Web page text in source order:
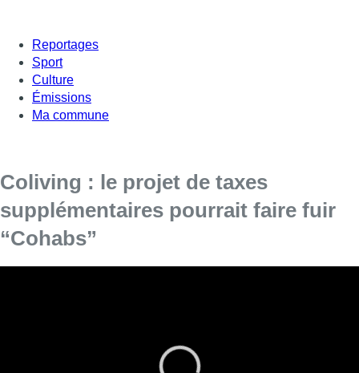
Reportages
Sport
Culture
Émissions
Ma commune
Coliving : le projet de taxes
supplémentaires pourrait faire fuir
“Cohabs”
“Cohabs”, une société de coliving implantée à Bruxelles depuis
2016, pourrait quitter la Belgique. Mais elle espère ne pas en